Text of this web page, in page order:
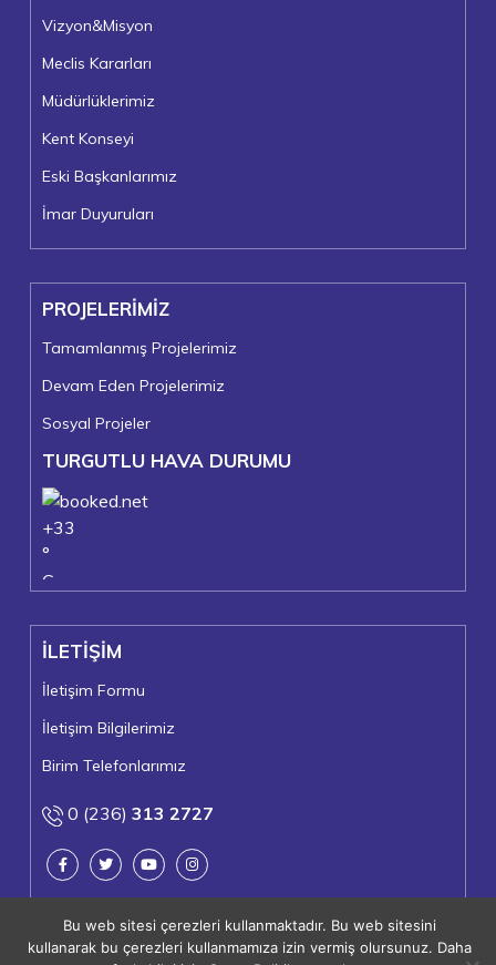
Vizyon&Misyon
Meclis Kararları
Müdürlüklerimiz
Kent Konseyi
Eski Başkanlarımız
İmar Duyuruları
PROJELERİMİZ
Tamamlanmış Projelerimiz
Devam Eden Projelerimiz
Sosyal Projeler
TURGUTLU HAVA DURUMU
+33
°
C
Turgutlu
Pazartesi, 10
İLETİŞİM
İletişim Formu
İletişim Bilgilerimiz
Birim Telefonlarımız
0 (236) 313 2727
Bu web sitesi çerezleri kullanmaktadır. Bu web sitesini
kullanarak bu çerezleri kullanmamıza izin vermiş olursunuz. Daha